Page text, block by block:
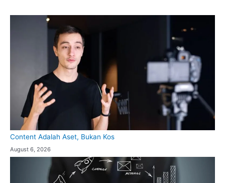
Content Adalah Aset, Bukan Kos
August 6, 2026